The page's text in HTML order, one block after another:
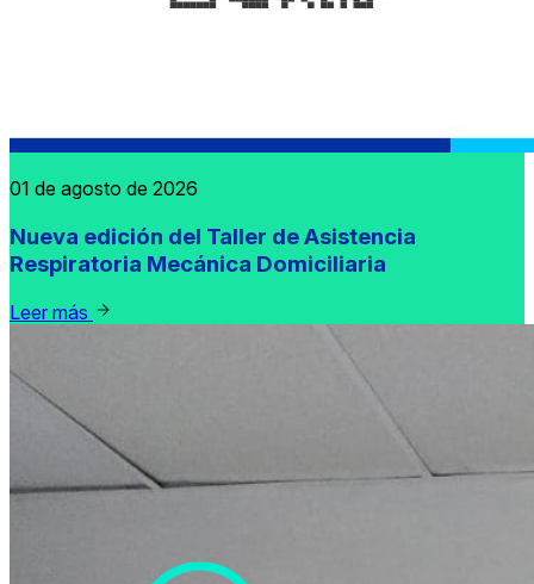
01 de agosto de 2026
Nueva edición del Taller de Asistencia
Respiratoria Mecánica Domiciliaria
Leer más